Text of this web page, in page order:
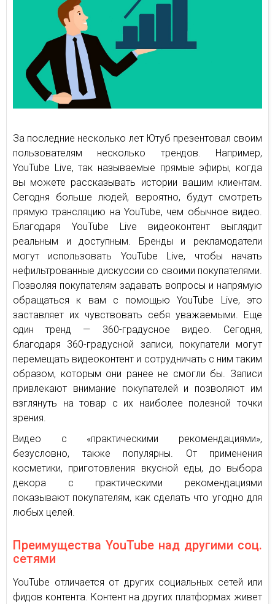
За последние несколько лет Ютуб презентовал своим
пользователям несколько трендов. Например,
YouTube Live, так называемые прямые эфиры, когда
вы можете рассказывать истории вашим клиентам.
Сегодня больше людей, вероятно, будут смотреть
прямую трансляцию на YouTube, чем обычное видео.
Благодаря YouTube Live видеоконтент выглядит
реальным и доступным. Бренды и рекламодатели
могут использовать YouTube Live, чтобы начать
нефильтрованные дискуссии со своими покупателями.
Позволяя покупателям задавать вопросы и напрямую
обращаться к вам с помощью YouTube Live, это
заставляет их чувствовать себя уважаемыми. Еще
один тренд — 360-градусное видео. Сегодня,
благодаря 360-градусной записи, покупатели могут
перемещать видеоконтент и сотрудничать с ним таким
образом, которым они ранее не смогли бы. Записи
привлекают внимание покупателей и позволяют им
взглянуть на товар с их наиболее полезной точки
зрения.
Видео с «практическими рекомендациями»,
безусловно, также популярны. От применения
косметики, приготовления вкусной еды, до выбора
декора с практическими рекомендациями
показывают покупателям, как сделать что угодно для
любых целей.
Преимущества YouTube над другими соц.
сетями
YouTube отличается от других социальных сетей или
фидов контента. Контент на других платформах живет